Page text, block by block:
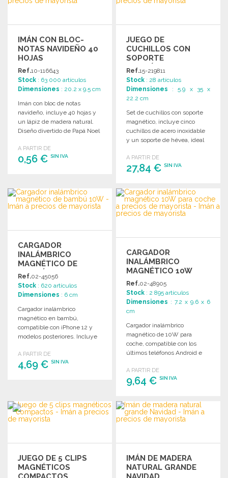
IMÁN CON BLOC-
NOTAS NAVIDEÑO 40
HOJAS
Ref.10-116643
Stock : 63 000 artículos
Dimensiones : 20.2 x 9.5 cm
Imán con bloc de notas
navideño, incluye 40 hojas y
un lápiz de madera natural.
Diseño divertido de Papá Noel
A PARTIR DE
0,56 € SIN IVA
Solicitar un presupuesto
JUEGO DE
CUCHILLOS CON
SOPORTE
MAGNÉTICO A
PRECIOS DE
MAYORISTA
Ref.15-219811
Stock : 28 artículos
Dimensiones : 5.9 x 35 x
22.2 cm
Set de cuchillos con soporte
magnético, incluye cinco
cuchillos de acero inoxidable
y un soporte de hévea, ideal
A PARTIR DE
27,84 €SIN IVA
PEDIR
Solicitar un presupuesto
CARGADOR
INALÁMBRICO
MAGNÉTICO DE
BAMBÚ 10W A
PRECIOS DE
MAYORISTA
Ref.02-45056
Stock : 620 artículos
Dimensiones : 6 cm
Cargador inalámbrico
magnético en bambú,
compatible con iPhone 12 y
modelos posteriores. Incluye
teléfonos.
A PARTIR DE
4,69 € SIN IVA
Solicitar un presupuesto
CARGADOR
INALÁMBRICO
MAGNÉTICO 10W
PARA COCHE
Ref.02-48905
Stock : 2 895 artículos
Dimensiones : 7.2 x 9.6 x 6
cm
Cargador inalámbrico
magnético de 10W para
coche, compatible con los
últimos teléfonos Android e
magnético adicional.
A PARTIR DE
9,64 €SIN IVA
PEDIR
Solicitar un presupuesto
JUEGO DE 5 CLIPS
MAGNÉTICOS
IMÁN DE MADERA
NATURAL GRANDE